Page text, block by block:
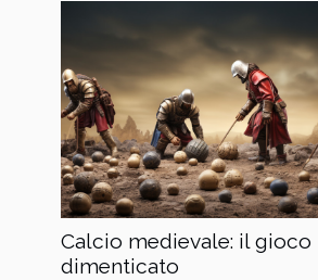
Calcio medievale: il gioco
dimenticato